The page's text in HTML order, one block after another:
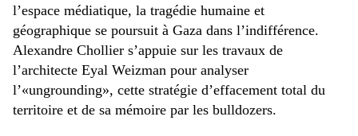
l’espace médiatique, la tragédie humaine et
géographique se poursuit à Gaza dans l’indifférence.
Alexandre Chollier s’appuie sur les travaux de
l’architecte Eyal Weizman pour analyser
l’«ungrounding», cette stratégie d’effacement total du
territoire et de sa mémoire par les bulldozers.